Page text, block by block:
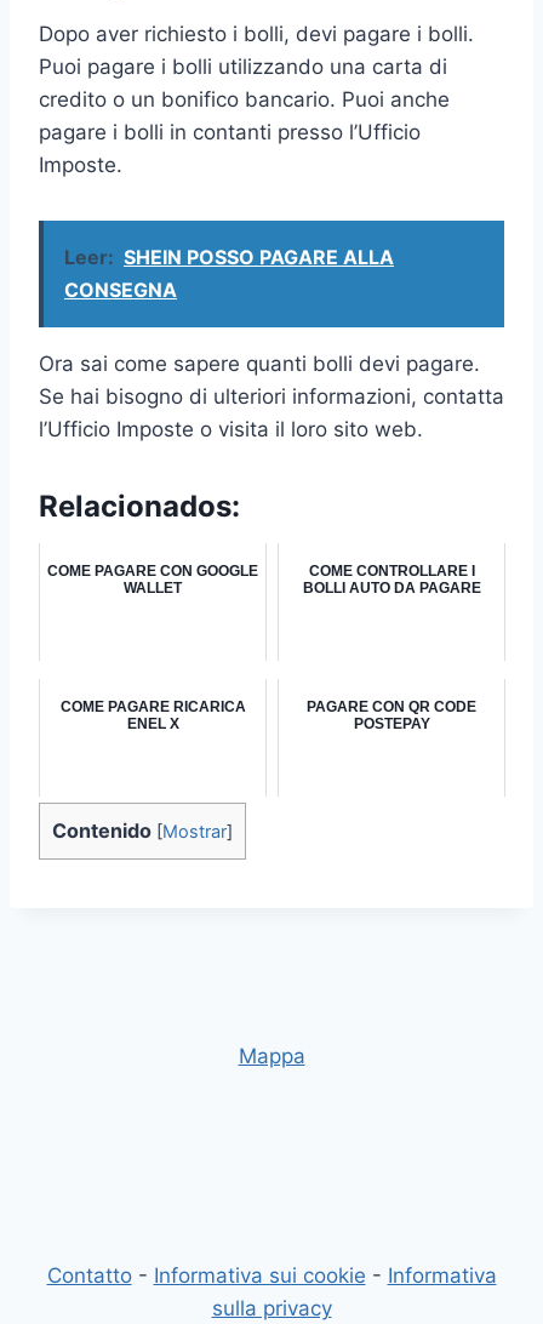
Dopo aver richiesto i bolli, devi pagare i bolli.
Puoi pagare i bolli utilizzando una carta di
credito o un bonifico bancario. Puoi anche
pagare i bolli in contanti presso l’Ufficio
Imposte.
Leer: SHEIN POSSO PAGARE ALLA
CONSEGNA
Ora sai come sapere quanti bolli devi pagare.
Se hai bisogno di ulteriori informazioni, contatta
l’Ufficio Imposte o visita il loro sito web.
Relacionados:
COME PAGARE CON GOOGLE
WALLET
COME CONTROLLARE I
BOLLI AUTO DA PAGARE
COME PAGARE RICARICA
ENEL X
PAGARE CON QR CODE
POSTEPAY
Contenido [Mostrar]
Mappa
Contatto- Informativa sui cookie - Informativa
sulla privacy